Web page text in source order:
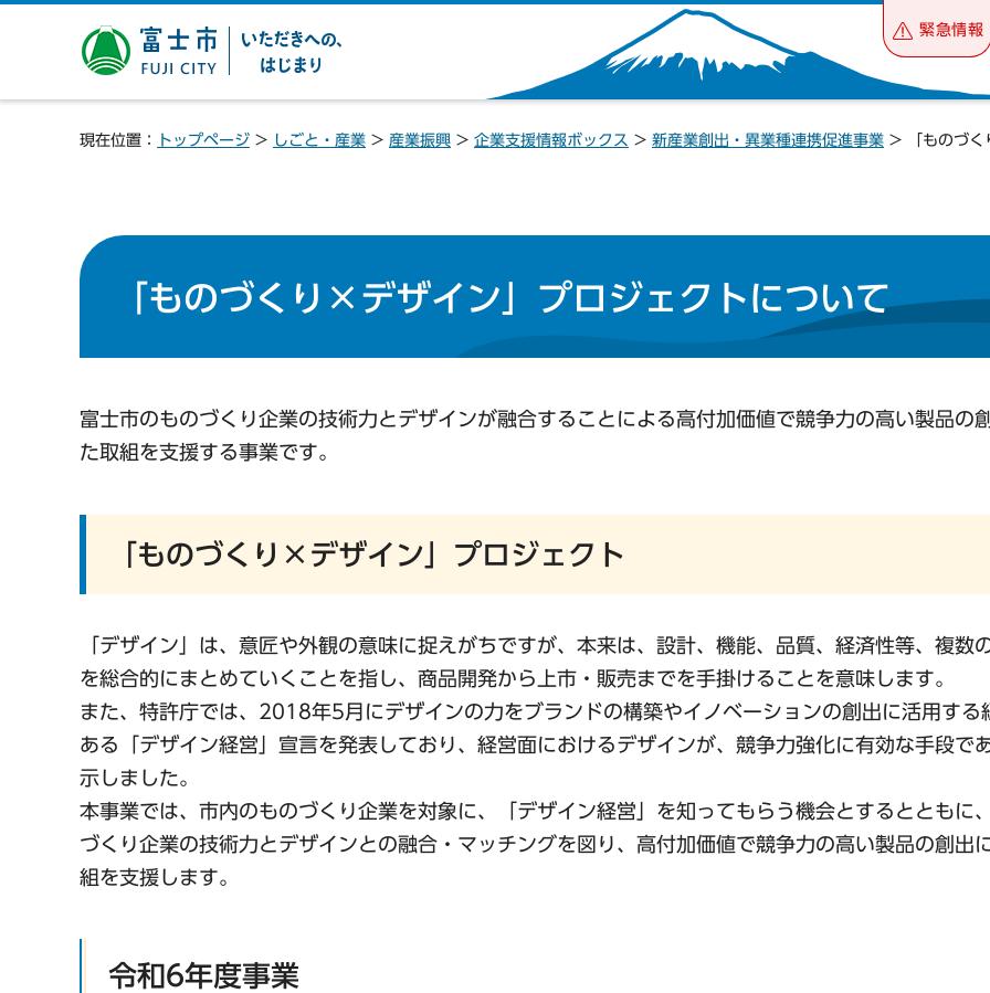
富士市 いただきへの、は
じまり
緊急情報
現在位置： トップページ > しごと・産業 > 産業振興 > 企業支援情報ボックス > 新産業創出・異業種連携促進事業 > 「ものづく
「ものづくり×デザイン」プロジェクトについて
富士市のものづくり企業の技術力とデザインが融合することによる高付加価値で競争力の高い製品の
た取組を支援する事業です。
「ものづくり×デザイン」プロジェクト
「デザイン」は、意匠や外観の意味に捉えがちですが、本来は、設計、機能、品質、経済性等、複数
を総合的にまとめていくことを指し、商品開発から上市・販売までを手掛けることを意味します。
また、特許庁では、2018年5月にデザインの力をブランドの構築やイノベーションの創出に活用する
ある「デザイン経営」宣言を発表しており、経営面におけるデザインが、競争力強化に有効な手段で
示しました。
本事業では、市内のものづくり企業を対象に、「デザイン経営」を知ってもらう機会とするとともに
づくり企業の技術力とデザインとの融合・マッチングを図り、高付加価値で競争力の高い製品の創出
組を支援します。
令和6年度事業